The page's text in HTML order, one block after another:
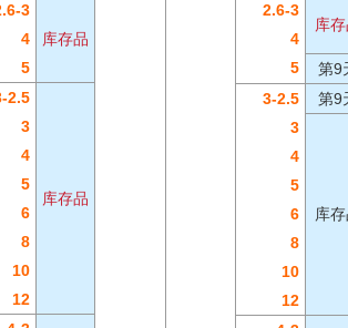
3
库存品
4
5
2.5
库存品
3
4
5
6
8
10
12
2.6-3
库
4
5
第9
3-2.5
第9
3
库
4
5
6
8
10
12